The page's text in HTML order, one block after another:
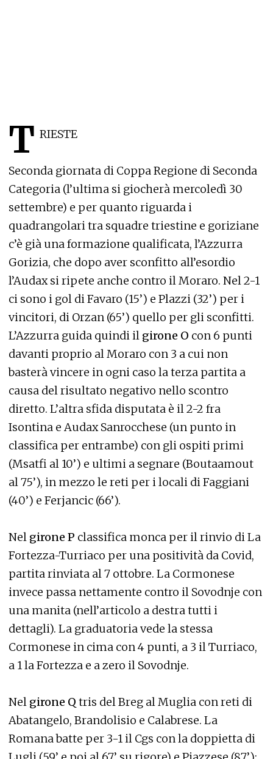
T RIESTE
Seconda giornata di Coppa Regione di Seconda
Categoria (l’ultima si giocherà mercoledì 30
settembre) e per quanto riguarda i
quadrangolari tra squadre triestine e goriziane
c’è già una formazione qualificata, l’Azzurra
Gorizia, che dopo aver sconfitto all’esordio
l’Audax si ripete anche contro il Moraro. Nel 2-1
ci sono i gol di Favaro (15’) e Plazzi (32’) per i
vincitori, di Orzan (65’) quello per gli sconfitti.
L’Azzurra guida quindi il girone O con 6 punti
davanti proprio al Moraro con 3 a cui non
basterà vincere in ogni caso la terza partita a
causa del risultato negativo nello scontro
diretto. L’altra sfida disputata è il 2-2 fra
Isontina e Audax Sanrocchese (un punto in
classifica per entrambe) con gli ospiti primi
(Msatfi al 10’) e ultimi a segnare (Boutaamout
al 75’), in mezzo le reti per i locali di Faggiani
(40’) e Ferjancic (66’).
Nel girone P classifica monca per il rinvio di La
Fortezza-Turriaco per una positività da Covid,
partita rinviata al 7 ottobre. La Cormonese
invece passa nettamente contro il Sovodnje con
una manita (nell’articolo a destra tutti i
dettagli). La graduatoria vede la stessa
Cormonese in cima con 4 punti, a 3 il Turriaco,
a 1 la Fortezza e a zero il Sovodnje.
Nel girone Q tris del Breg al Muglia con reti di
Abatangelo, Brandolisio e Calabrese. La
Romana batte per 3-1 il Cgs con la doppietta di